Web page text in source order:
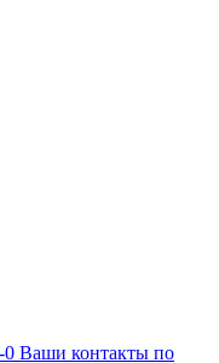
0 Ваши контакты по